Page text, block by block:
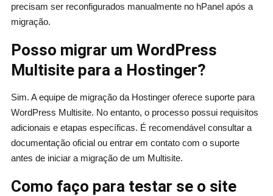
precisam ser reconfigurados manualmente no hPanel após a
migração.
Posso migrar um WordPress
Multisite para a Hostinger?
Sim. A equipe de migração da Hostinger oferece suporte para
WordPress Multisite. No entanto, o processo possui requisitos
adicionais e etapas específicas. É recomendável consultar a
documentação oficial ou entrar em contato com o suporte
antes de iniciar a migração de um Multisite.
Como faço para testar se o site